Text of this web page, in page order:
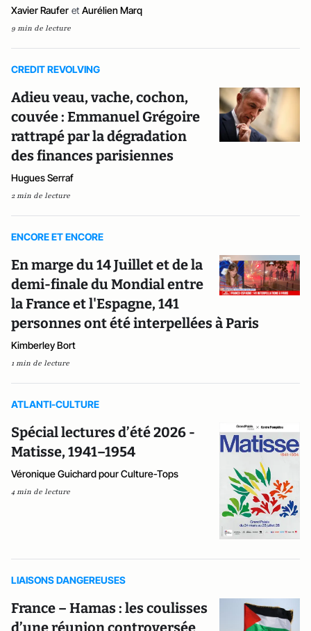
Xavier Raufer et Aurélien Marq
9 min de lecture
CREDIT REVOLVING
Adieu veau, vache, cochon,
couvée : Emmanuel Grégoire
rattrapé par la dégradation
des finances parisiennes
Hugues Serraf
2 min de lecture
ENCORE ET ENCORE
En marge du 14 Juillet et de la
demi-finale du Mondial entre
la France et l'Espagne, 141
personnes ont été interpellées à Paris
Kimberley Bort
1 min de lecture
ATLANTI-CULTURE
Spécial lectures d’été 2026 -
Matisse, 1941–1954
Véronique Guichard pour Culture-Tops
4 min de lecture
LIAISONS DANGEREUSES
France – Hamas : les coulisses